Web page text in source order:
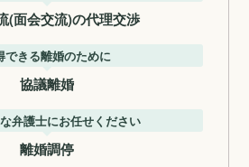
(面会交流)の代理交渉
できる離婚のために
協議離婚
弁護士にお任せください
離婚調停